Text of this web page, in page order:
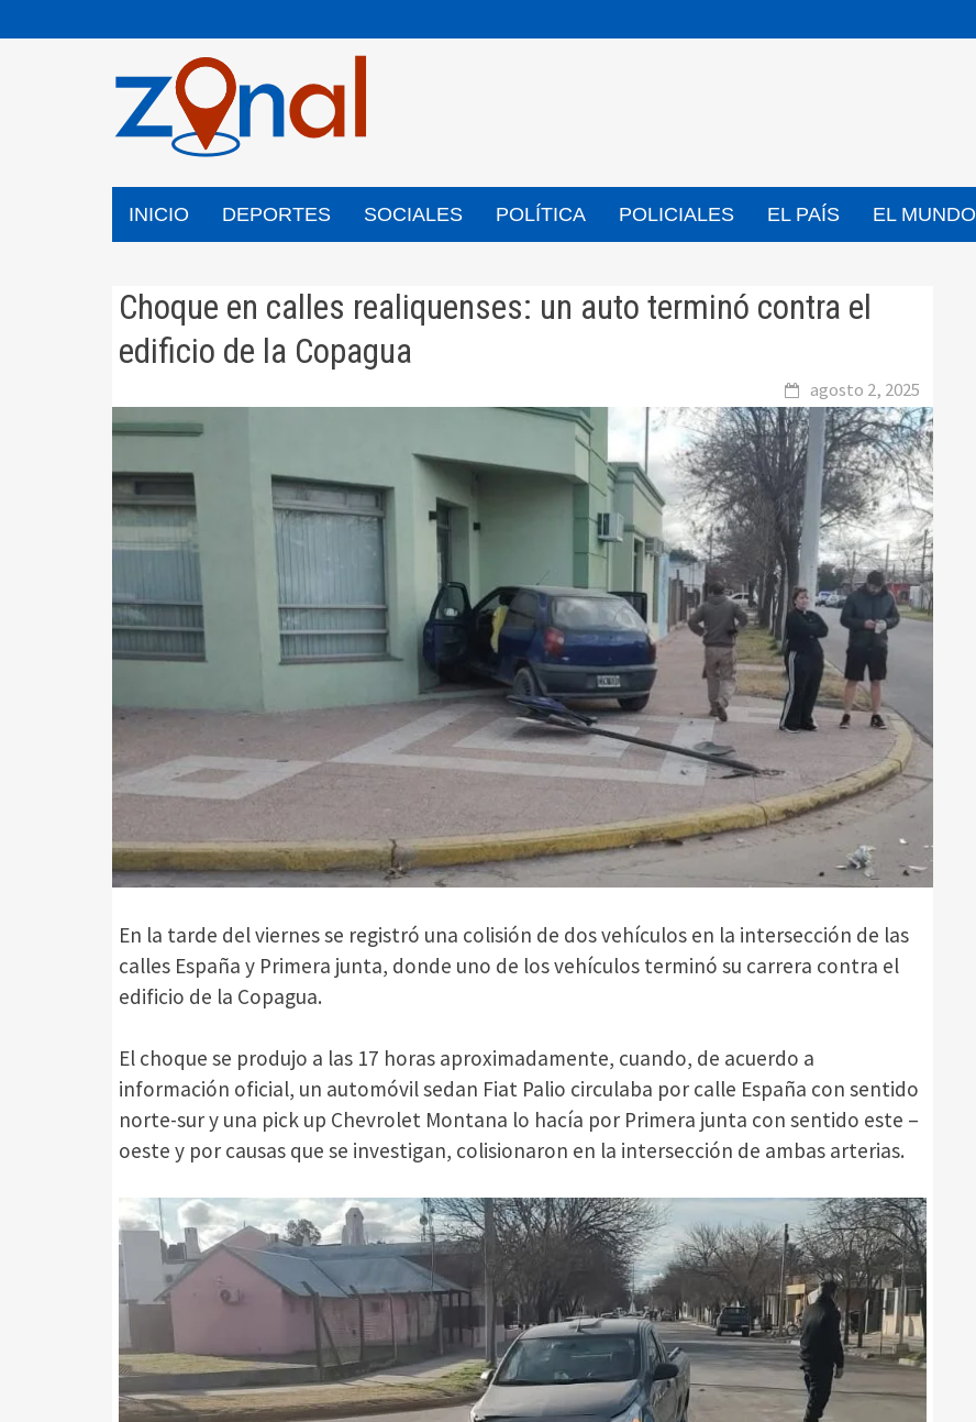
al
INICIO DEPORTES SOCIALES POLÍTICA POLICIALES EL PAÍS EL MUNDO
Choque en calles realiquenses: un auto terminó contra el
edificio de la Copagua
agosto 2, 2025
En la tarde del viernes se registró una colisión de dos vehículos en la intersección de las
calles España y Primera junta, donde uno de los vehículos terminó su carrera contra el
edificio de la Copagua.
El choque se produjo a las 17 horas aproximadamente, cuando, de acuerdo a
información oficial, un automóvil sedan Fiat Palio circulaba por calle España con sentido
norte-sur y una pick up Chevrolet Montana lo hacía por Primera junta con sentido este –
oeste y por causas que se investigan, colisionaron en la intersección de ambas arterias.